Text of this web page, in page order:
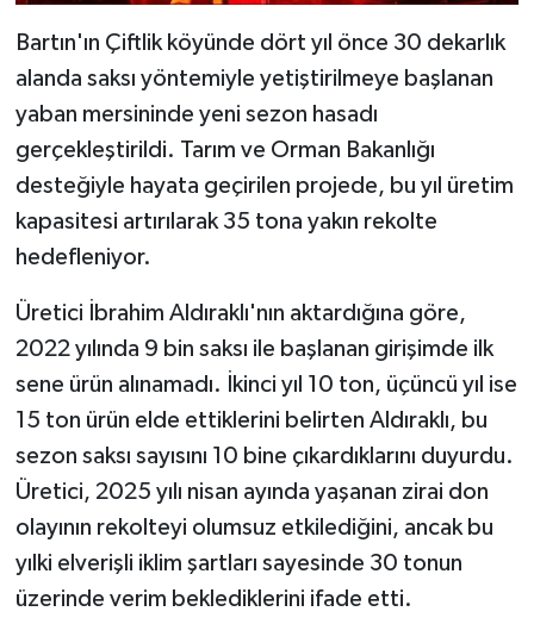
Bartın'ın Çiftlik köyünde dört yıl önce 30 dekarlık
alanda saksı yöntemiyle yetiştirilmeye başlanan
yaban mersininde yeni sezon hasadı
gerçekleştirildi. Tarım ve Orman Bakanlığı
desteğiyle hayata geçirilen projede, bu yıl üretim
kapasitesi artırılarak 35 tona yakın rekolte
hedefleniyor.
Üretici İbrahim Aldıraklı'nın aktardığına göre,
2022 yılında 9 bin saksı ile başlanan girişimde ilk
sene ürün alınamadı. İkinci yıl 10 ton, üçüncü yıl ise
15 ton ürün elde ettiklerini belirten Aldıraklı, bu
sezon saksı sayısını 10 bine çıkardıklarını duyurdu.
Üretici, 2025 yılı nisan ayında yaşanan zirai don
olayının rekolteyi olumsuz etkilediğini, ancak bu
yılki elverişli iklim şartları sayesinde 30 tonun
üzerinde verim beklediklerini ifade etti.